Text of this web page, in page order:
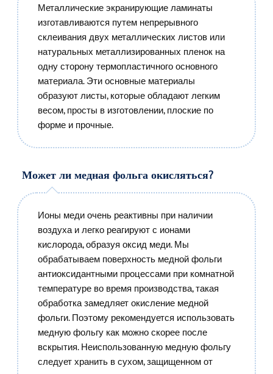
Металлические экранирующие ламинаты
изготавливаются путем непрерывного
склеивания двух металлических листов или
натуральных металлизированных пленок на
одну сторону термопластичного основного
материала. Эти основные материалы
образуют листы, которые обладают легким
весом, просты в изготовлении, плоские по
форме и прочные.
Может ли медная фольга окисляться?
Ионы меди очень реактивны при наличии
воздуха и легко реагируют с ионами
кислорода, образуя оксид меди. Мы
обрабатываем поверхность медной фольги
антиоксидантными процессами при комнатной
температуре во время производства, такая
обработка замедляет окисление медной
фольги. Поэтому рекомендуется использовать
медную фольгу как можно скорее после
вскрытия. Неиспользованную медную фольгу
следует хранить в сухом, защищенном от